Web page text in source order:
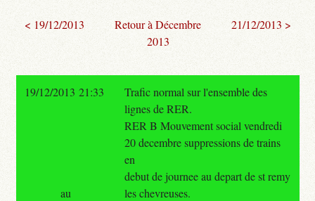
< 19/12/2013
Retour à Décembre
2013
21/12/2013 >
19/12/2013 21:33
Trafic normal sur l'ensemble des
lignes de RER.
RER B Mouvement social vendredi
20 decembre suppressions de trains
en
debut de journee au depart de st remy
les chevreuses.
au